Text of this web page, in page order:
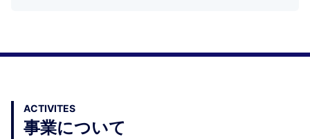
ACTIVITES
事業について